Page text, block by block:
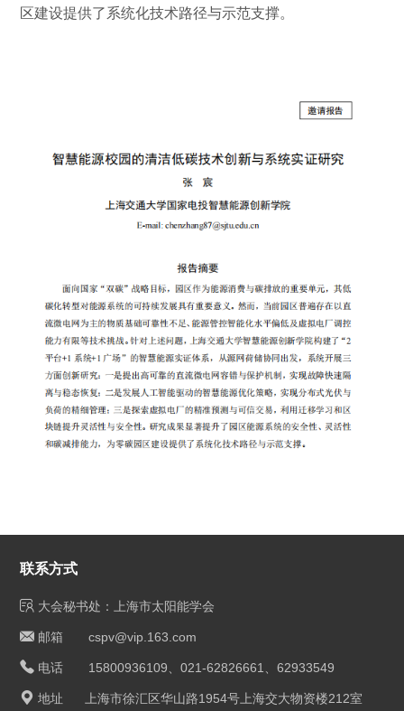
区建设提供了系统化技术路径与示范支撑。
联系方式
大会秘书处：上海市太阳能学会
邮箱 cspv@vip.163.com
电话 15800936109、021-62826661、62933549
地址 上海市徐汇区华山路1954号上海交大物资楼212室